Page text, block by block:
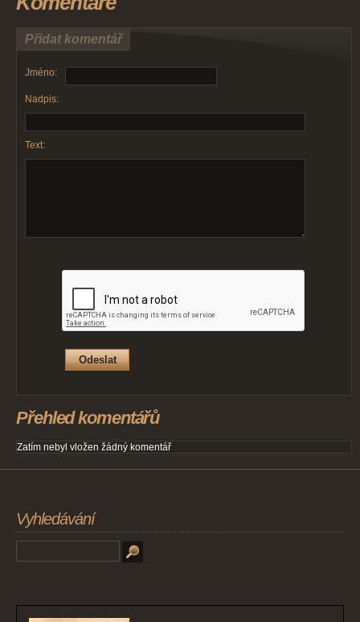
Přidat komentář
Jméno:
Nadpis:
Text:
Přehled komentářů
Zatím nebyl vložen žádný komentář
Vyhledávání